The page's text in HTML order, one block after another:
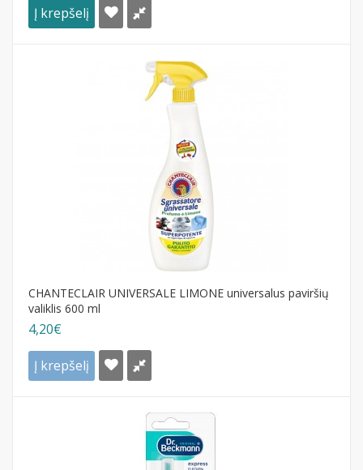
Į krepšelį
CHANTECLAIR UNIVERSALE LIMONE universalus paviršių
valiklis 600 ml
4,20€
Į krepšelį